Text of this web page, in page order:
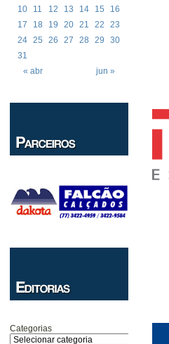
« abr jun »
10
11 12 13 14 15
16
17
18 19 20 21 22
23
24 25 26 27 28 29
30
31
Categorias